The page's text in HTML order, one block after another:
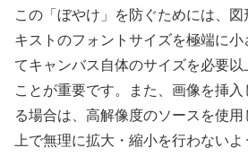
この「ぼやけ」を防ぐためには、
キストのフォントサイズを極端に
てキャンバス自体のサイズを必要
ことが重要です。また、画像を挿
る場合は、高解像度のソースを使用
上で無理に拡大・縮小を行わない